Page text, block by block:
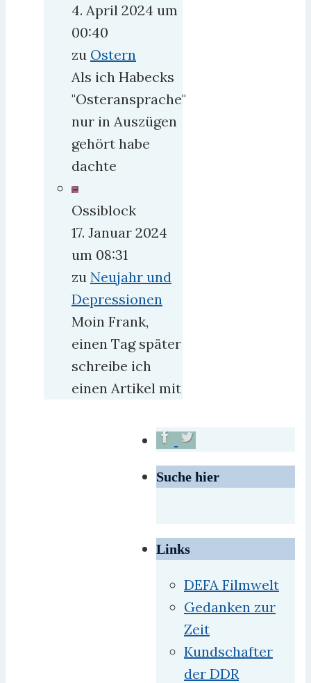
4. April 2024 um
00:40
zu Ostern
Als ich Habecks
"Osteransprache"
nur in Auszügen
gehört habe
dachte
Ossiblock
17. Januar 2024
um 08:31
zu Neujahr und
Depressionen
Moin Frank,
einen Tag später
schreibe ich
einen Artikel mit
Suche hier
Links
DEFA Filmwelt
Gedanken zur
Zeit
Kundschafter
der DDR